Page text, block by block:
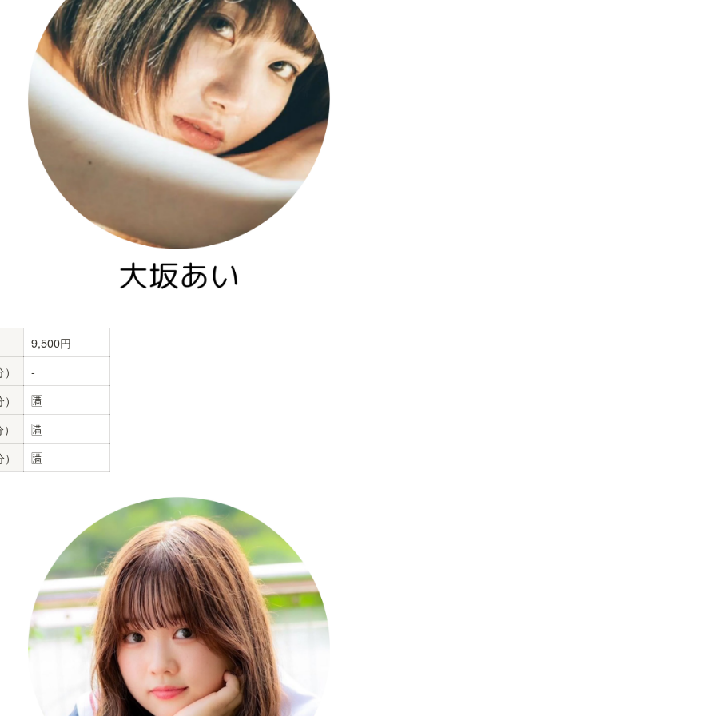
9,500円
-
🈵
🈵
🈵